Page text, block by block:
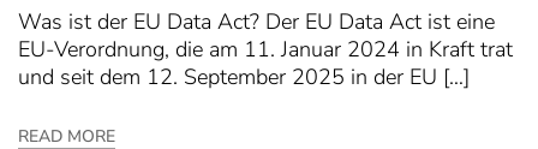
Was ist der EU Data Act? Der EU Data Act ist eine
EU-Verordnung, die am 11. Januar 2024 in Kraft trat
und seit dem 12. September 2025 in der EU […]
READ MORE